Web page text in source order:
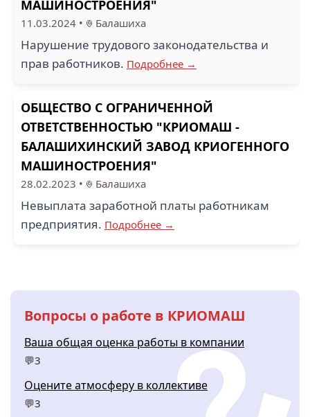
МАШИНОСТРОЕНИЯ"
11.03.2024 • Балашиха
Нарушение трудового законодательства и
прав работников. Подробнее →
ОБЩЕСТВО С ОГРАНИЧЕННОЙ
ОТВЕТСТВЕННОСТЬЮ "КРИОМАШ -
БАЛАШИХИНСКИЙ ЗАВОД КРИОГЕННОГО
МАШИНОСТРОЕНИЯ"
28.02.2023 • Балашиха
Невыплата заработной платы работникам
предприятия. Подробнее →
Вопросы о работе в КРИОМАШ
Ваша общая оценка работы в компании
💬3
Оцените атмосферу в коллективе
💬3